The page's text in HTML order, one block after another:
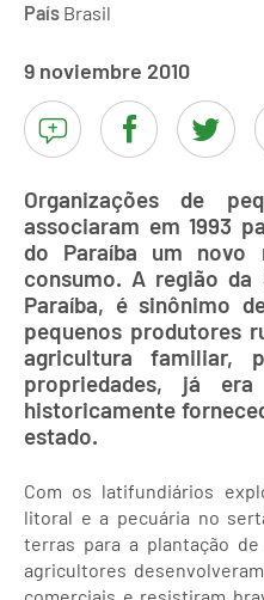
País Brasil
9 noviembre 2010
Organizações de
associaram em 1993
do Paraíba um novo
consumo. A região da
Paraíba, é sinônimo
pequenos produtores
agricultura familiar,
propriedades, já
historicamente
estado.
Com os latifundiários
litoral e a pecuária no
terras para a plantação
agricultores